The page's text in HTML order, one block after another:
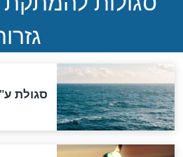
לכל המאמרים
אחרית